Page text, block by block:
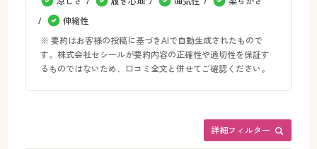
伸縮性
※ 要約はお客様の投稿に基づきAIで自動生成されたもので
す。株式会社セシールが要約内容の正確性や適切性を保証す
るものではないため、口コミ全文と併せてご確認ください。
詳細フィルター